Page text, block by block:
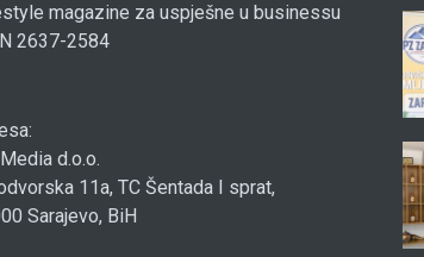
magazine za uspješne u businessu
2637-2584
d.o.o.
11a, TC Šentada I sprat,
Sarajevo, BiH